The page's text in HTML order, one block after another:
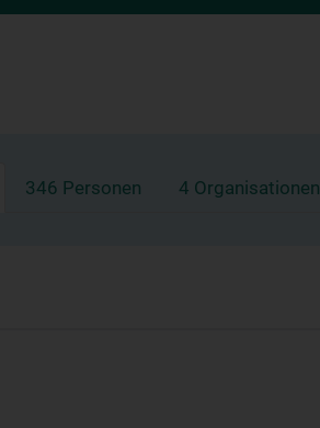
346 Personen 4 Organisationen